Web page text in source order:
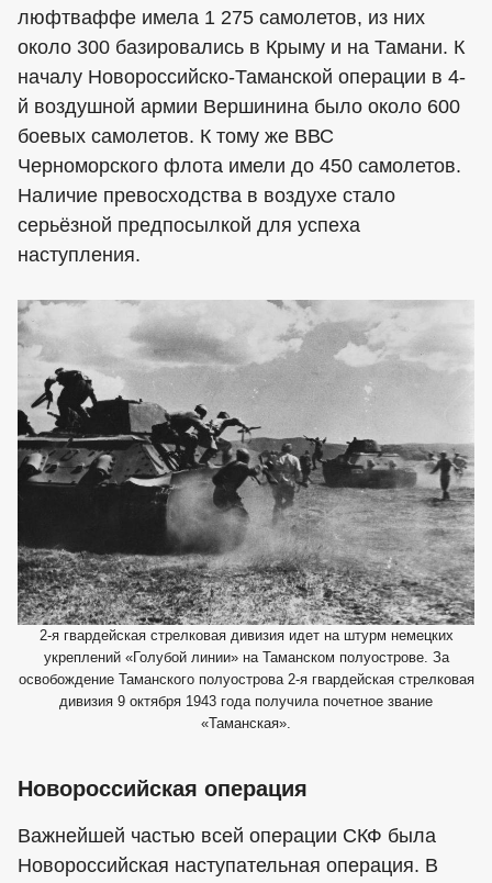
люфтваффе имела 1 275 самолетов, из них
около 300 базировались в Крыму и на Тамани. К
началу Новороссийско-Таманской операции в 4-
й воздушной армии Вершинина было около 600
боевых самолетов. К тому же ВВС
Черноморского флота имели до 450 самолетов.
Наличие превосходства в воздухе стало
серьёзной предпосылкой для успеха
наступления.
2-я гвардейская стрелковая дивизия идет на штурм немецких
укреплений «Голубой линии» на Таманском полуострове. За
освобождение Таманского полуострова 2-я гвардейская стрелковая
дивизия 9 октября 1943 года получила почетное звание
«Таманская».
Новороссийская операция
Важнейшей частью всей операции СКФ была
Новороссийская наступательная операция. В